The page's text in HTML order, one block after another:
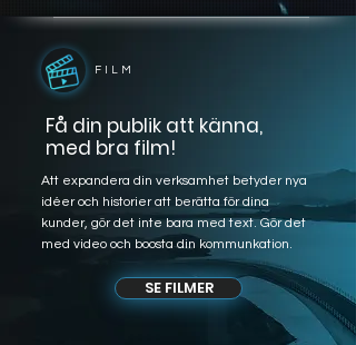
FILM
Få din publik att känna,
med bra film!
Att expandera din verksamhet betyder nya
idéer och historier att berätta för dina
kunder, gör det inte bara med text. Gör det
med video och boosta din kommunkation.
SE FILMER